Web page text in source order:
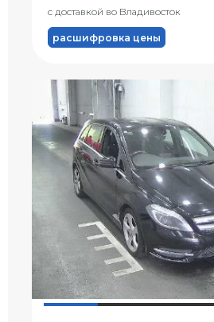
с доставкой во Владивосток
расшифровка цены